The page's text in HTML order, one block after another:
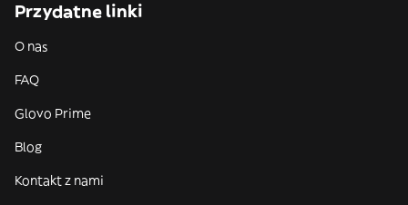
Przydatne linki
O nas
FAQ
Glovo Prime
Blog
Kontakt z nami